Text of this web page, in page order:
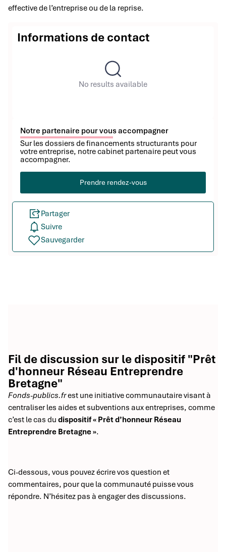
effective de l’entreprise ou de la reprise.
Informations de contact
No results available
Notre partenaire pour vous accompagner
Sur les dossiers de financements structurants pour
votre entreprise, notre cabinet partenaire peut vous
accompagner.
Prendre rendez-vous
Partager
Suivre
Sauvegarder
Fil de discussion sur le dispositif "Prêt
d'honneur Réseau Entreprendre
Bretagne"
Fonds-publics.frest une initiative communautaire visant à
centraliser les aides et subventions aux entreprises, comme
c’est le cas du dispositif « Prêt d’honneur Réseau
Entreprendre Bretagne ».
Ci-dessous, vous pouvez écrire vos question et
commentaires, pour que la communauté puisse vous
répondre. N’hésitez pas à engager des discussions.